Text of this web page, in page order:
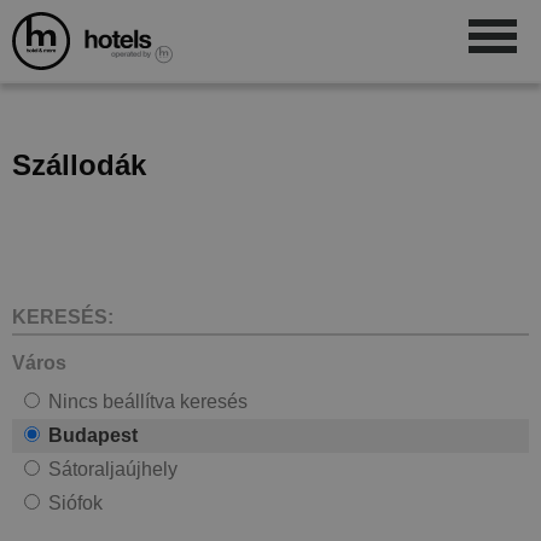
Szállodák
KERESÉS:
Város
Nincs beállítva keresés
Budapest
Sátoraljaújhely
Siófok